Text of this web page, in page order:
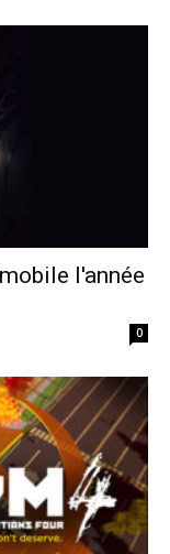
l'année
0